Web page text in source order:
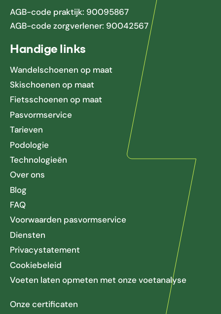
AGB-code praktijk: 90095867
AGB-code zorgverlener: 90042567
Handige links
Wandelschoenen op maat
Skischoenen op maat
Fietsschoenen op maat
Pasvormservice
Tarieven
Podologie
Technologieën
Over ons
Blog
FAQ
Voorwaarden pasvormservice
Diensten
Privacystatement
Cookiebeleid
Voeten laten opmeten met onze voetanalyse
Onze certificaten